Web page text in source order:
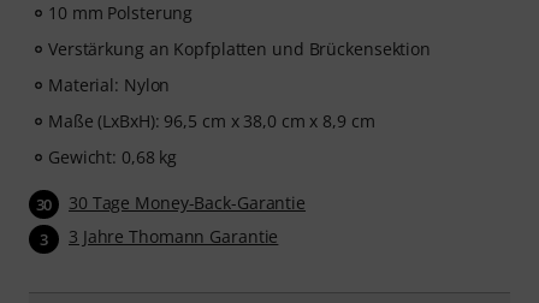
10 mm Polsterung
Verstärkung an Kopfplatten und Brückensektion
Material: Nylon
Maße (LxBxH): 96,5 cm x 38,0 cm x 8,9 cm
Gewicht: 0,68 kg
30 30 Tage Money-Back-Garantie
3 3 Jahre Thomann Garantie